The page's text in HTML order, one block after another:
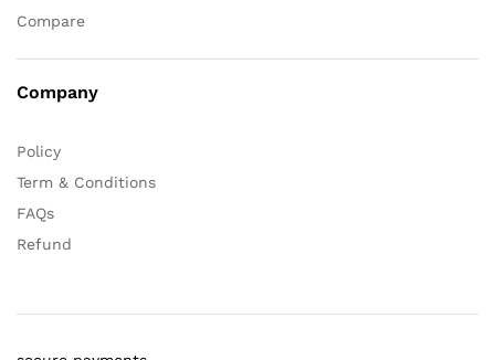
Compare
Company
Policy
Term & Conditions
FAQs
Refund